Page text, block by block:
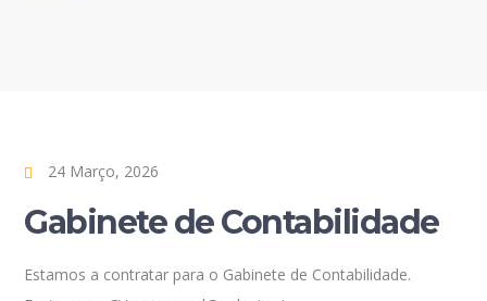
24 Março, 2026
Gabinete de Contabilidade
Estamos a contratar para o Gabinete de Contabilidade.